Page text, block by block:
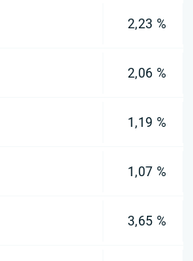
2,23 %
2,06 %
1,19 %
1,07 %
3,65 %